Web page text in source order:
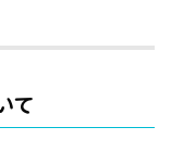
て